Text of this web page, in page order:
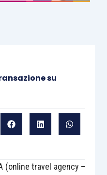
su
(online travel agency –